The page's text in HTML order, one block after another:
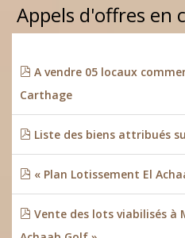
Appels d'offres en
A vendre 05 locaux
Carthage
Liste des biens attribués
« Plan Lotissement El
Vente des lots viabilisés à